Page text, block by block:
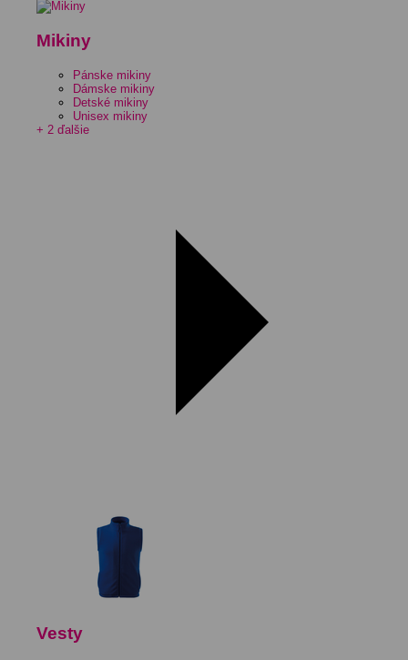
Mikiny
Pánske mikiny
Dámske mikiny
Detské mikiny
Unisex mikiny
+ 2 ďalšie
Vesty